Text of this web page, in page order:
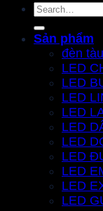
Search
for:
Sản phẩm
đèn
LED
LED
LED
LED
LED
LED
LED
LED
LED
LED